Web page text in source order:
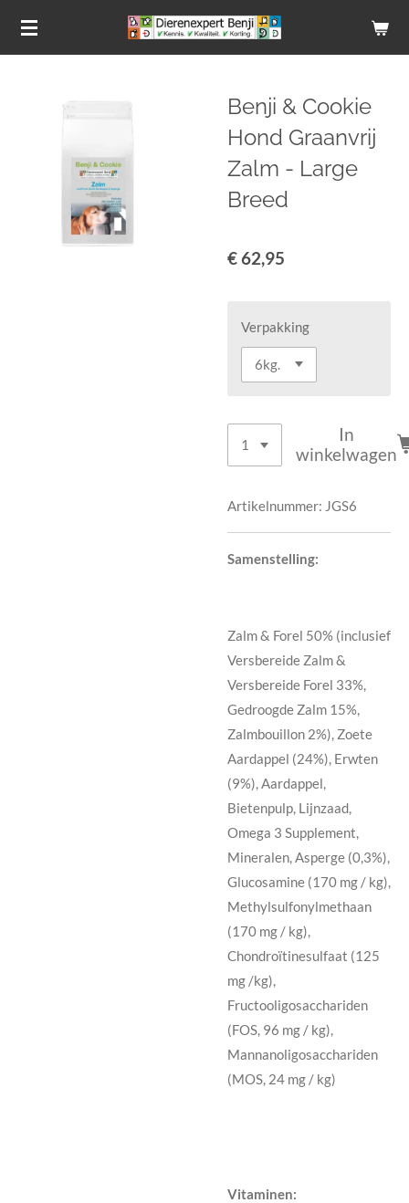
Ga
hoofdinhoud
Benji & Cookie
Hond Graanvrij
Zalm - Large
Breed
€ 62,95
Verpakking
In
winkelwagen
Artikelnummer: JGS6
Samenstelling:
Zalm & Forel 50% (inclusief
Versbereide Zalm &
Versbereide Forel 33%,
Gedroogde Zalm 15%,
Zalmbouillon 2%), Zoete
Aardappel (24%), Erwten
(9%), Aardappel,
Bietenpulp, Lijnzaad,
Omega 3 Supplement,
Mineralen, Asperge (0,3%),
Glucosamine (170 mg / kg),
Methylsulfonylmethaan
(170 mg / kg),
Chondroïtinesulfaat (125
mg /kg),
Fructooligosacchariden
(FOS, 96 mg / kg),
Mannanoligosacchariden
(MOS, 24 mg / kg)
Vitaminen: